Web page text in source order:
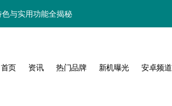
与实用功能全揭秘
旗舰新宠解析
析+超实用技巧全攻略
解析，一文看尽！
首页 资讯 热门品牌 新机曝光 安卓频道